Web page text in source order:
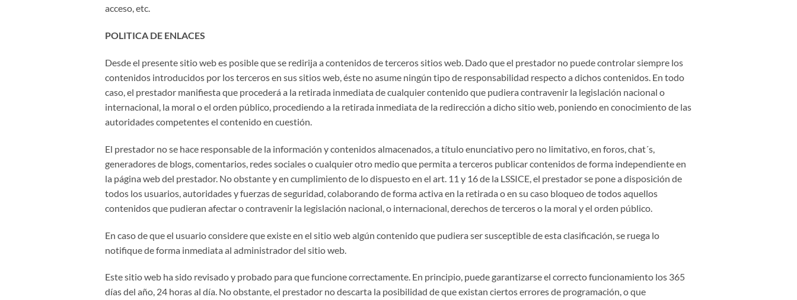
acceso, etc.
POLITICA DE ENLACES
Desde el presente sitio web es posible que se redirija a contenidos de terceros sitios web. Dado que el prestador no puede controlar siempre los
contenidos introducidos por los terceros en sus sitios web, éste no asume ningún tipo de responsabilidad respecto a dichos contenidos. En todo
caso, el prestador manifiesta que procederá a la retirada inmediata de cualquier contenido que pudiera contravenir la legislación nacional o
internacional, la moral o el orden público, procediendo a la retirada inmediata de la redirección a dicho sitio web, poniendo en conocimiento de las
autoridades competentes el contenido en cuestión.
El prestador no se hace responsable de la información y contenidos almacenados, a título enunciativo pero no limitativo, en foros, chat´s,
generadores de blogs, comentarios, redes sociales o cualquier otro medio que permita a terceros publicar contenidos de forma independiente en
la página web del prestador. No obstante y en cumplimiento de lo dispuesto en el art. 11 y 16 de la LSSICE, el prestador se pone a disposición de
todos los usuarios, autoridades y fuerzas de seguridad, colaborando de forma activa en la retirada o en su caso bloqueo de todos aquellos
contenidos que pudieran afectar o contravenir la legislación nacional, o internacional, derechos de terceros o la moral y el orden público.
En caso de que el usuario considere que existe en el sitio web algún contenido que pudiera ser susceptible de esta clasificación, se ruega lo
notifique de forma inmediata al administrador del sitio web.
Este sitio web ha sido revisado y probado para que funcione correctamente. En principio, puede garantizarse el correcto funcionamiento los 365
días del año, 24 horas al día. No obstante, el prestador no descarta la posibilidad de que existan ciertos errores de programación, o que